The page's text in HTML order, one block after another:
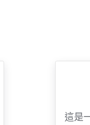
這是